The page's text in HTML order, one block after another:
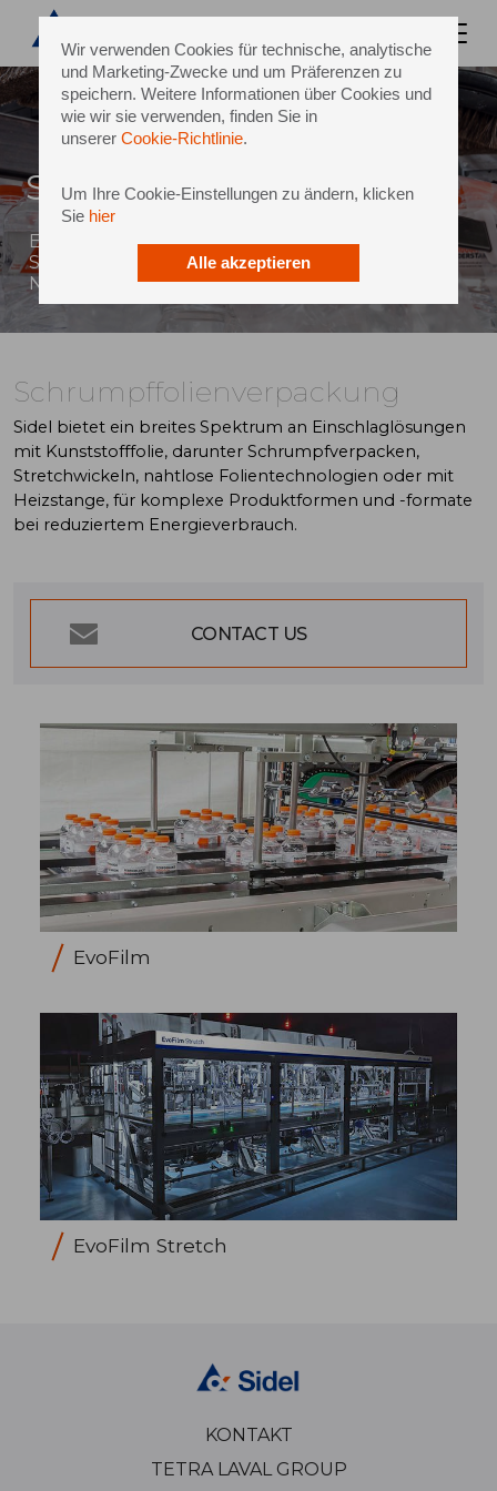
Wir verwenden Cookies für technische, analytische
und Marketing-Zwecke und um Präferenzen zu
speichern. Weitere Informationen über Cookies und
wie wir sie verwenden, finden Sie in
unserer Cookie-Richtlinie.
Um Ihre Cookie-Einstellungen zu ändern, klicken
Sie hier
Alle akzeptieren
Schrumpffolienverpackung
Einschlaglösungen mit Schrumpf- oder
Stretchfolie, die hohe Kosteneinsparungen und
Nachhaltigkeitsvorteile bieten.
Schrumpffolienverpackung
Sidel bietet ein breites Spektrum an Einschlaglösungen
mit Kunststofffolie, darunter Schrumpfverpacken,
Stretchwickeln, nahtlose Folientechnologien oder mit
Heizstange, für komplexe Produktformen und -formate
bei reduziertem Energieverbrauch.
CONTACT US
EvoFilm
EvoFilm Stretch
KONTAKT
TETRA LAVAL GROUP